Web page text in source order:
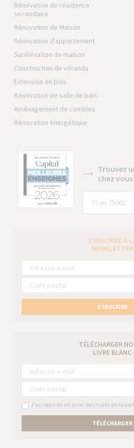
Rénovation de résidence
secondaire
Rénovation de Maison
Rénovation d'appartement
Surélévation de maison
Construction de véranda
Extension en bois
Rénovation de salle de bain
Aménagement de combles
Rénovation énergétique
Trouvez
chez vous
S’INSCRIRE À
NEWSLETTER
S’INSCRIRE
TÉLÉCHARGER
LIVRE BLANC
J’accepte de recevoir des mails de la
TÉLÉCHARGER